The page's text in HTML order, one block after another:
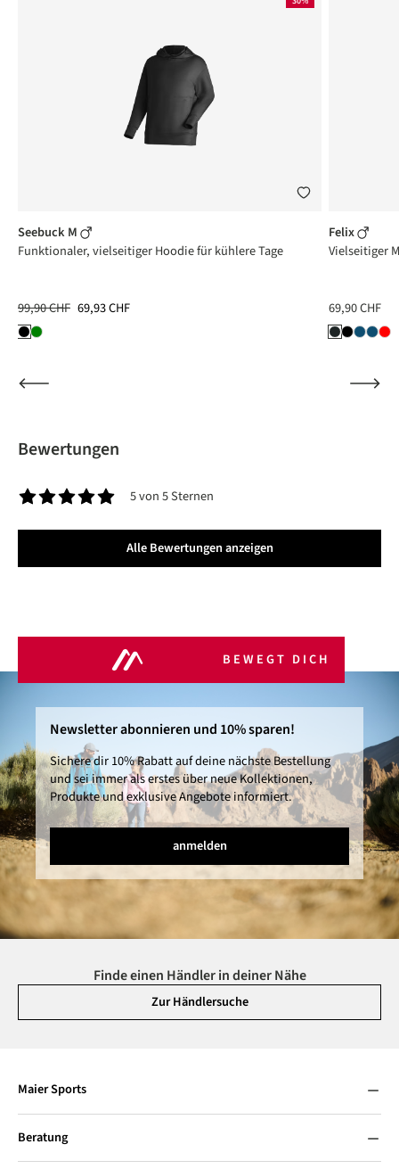
Seebuck M
Funktionaler, vielseitiger Hoodie für kühlere Tage
99,90 CHF 69,93 CHF
Felix
Vielseitiger
69,90 CHF
Bewertungen
5 von 5 Sternen
Alle Bewertungen anzeigen
BEWEGT DICH
Newsletter abonnieren und 10% sparen!
Sichere dir 10% Rabatt auf deine nächste Bestellung
und sei immer als erstes über neue Kollektionen,
Produkte und exklusive Angebote informiert.
anmelden
Finde einen Händler in deiner Nähe
Zur Händlersuche
Maier Sports
Beratung